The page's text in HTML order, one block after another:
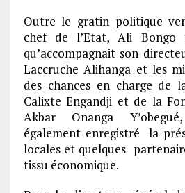
Outre le gratin politique
chef de l’Etat, Ali Bongo
qu’accompagnait son
Laccruche Alihanga et les
des chances en charge de
Calixte Engandji et de la
Akbar Onanga
également enregistré la
locales et quelques
tissu économique.